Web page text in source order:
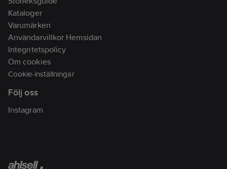
Kataloger
Varumärken
Användarvillkor Hemsidan
Integritetspolicy
Om cookies
Cookie-inställningar
Följ oss
Instagram